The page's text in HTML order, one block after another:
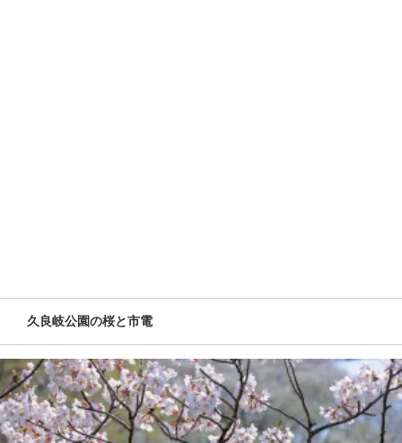
久良岐公園の桜と市電